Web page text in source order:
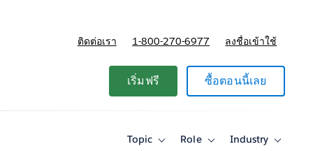
ติดต่อเรา 1-800-270-6977 ลงชื่อเข้าใช้
เริ่มฟรี ซื้อตอนนี้เลย
Topic
ToggleRole
ToggleIndustry
Toggle